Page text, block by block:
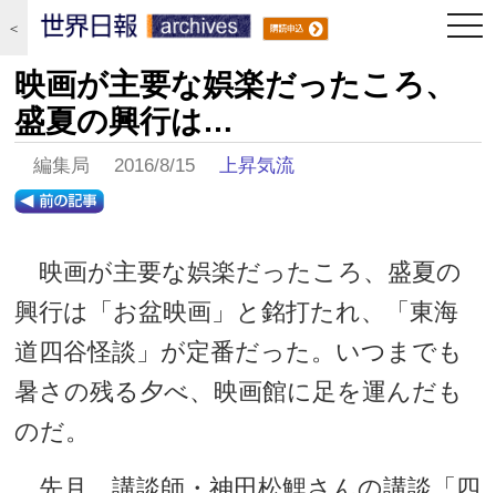
＜
映画が主要な娯楽だったころ、
盛夏の興行は…
編集局 2016/8/15上昇気流
映画が主要な娯楽だったころ、盛夏の
興行は「お盆映画」と銘打たれ、「東海
道四谷怪談」が定番だった。いつまでも
暑さの残る夕べ、映画館に足を運んだも
のだ。